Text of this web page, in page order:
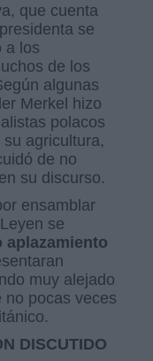
que cuenta
se
a los
de los
algunas
Merkel hizo
polacos
agricultura,
de no
su discurso.
ensamblar
se
aplazamiento
muy alejado
no pocas veces
DISCUTIDO